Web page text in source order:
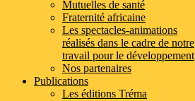
Mutuelles de santé
Fraternité africaine
Les spectacles-animations
réalisés dans le cadre de notre
travail pour le développement
Nos partenaires
Publications
Les éditions Tréma